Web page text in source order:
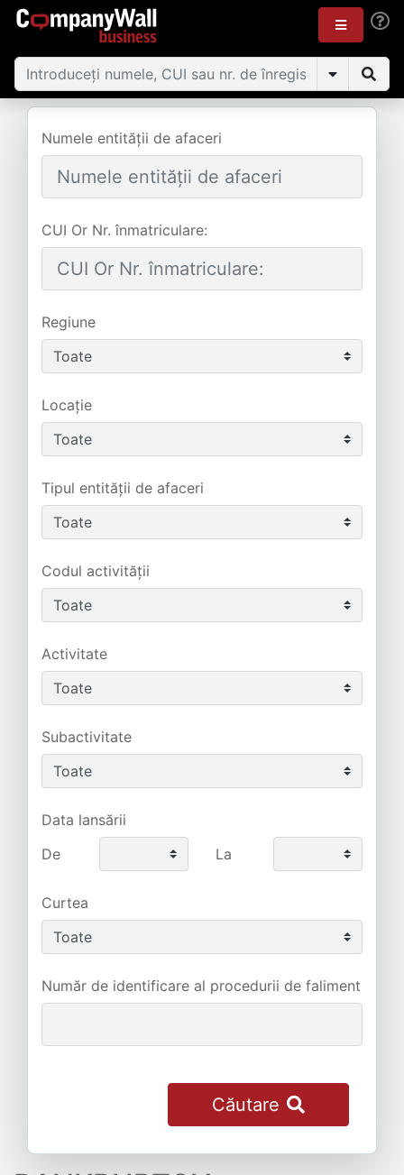
Numele entității de afaceri
CUI Or Nr. înmatriculare:
Regiune
Locație
Tipul entității de afaceri
Codul activității
Activitate
Subactivitate
Data lansării
De
La
Curtea
Număr de identificare al procedurii de faliment
Căutare